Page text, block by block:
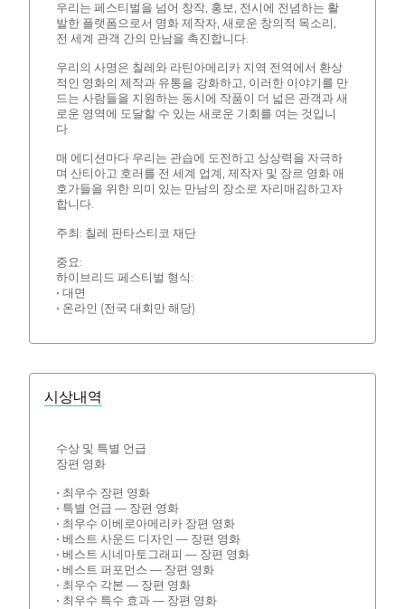
우리는 페스티벌을 넘어 창작, 홍보, 전시에 전념하는 활
발한 플랫폼으로서 영화 제작자, 새로운 창의적 목소리,
전 세계 관객 간의 만남을 촉진합니다.
우리의 사명은 칠레와 라틴아메리카 지역 전역에서 환상
적인 영화의 제작과 유통을 강화하고, 이러한 이야기를 만
드는 사람들을 지원하는 동시에 작품이 더 넓은 관객과 새
로운 영역에 도달할 수 있는 새로운 기회를 여는 것입니
다.
매 에디션마다 우리는 관습에 도전하고 상상력을 자극하
며 산티아고 호러를 전 세계 업계, 제작자 및 장르 영화 애
호가들을 위한 의미 있는 만남의 장소로 자리매김하고자
합니다.
주최: 칠레 판타스티코 재단
중요:
하이브리드 페스티벌 형식:
• 대면
• 온라인 (전국 대회만 해당)
시상내역
수상 및 특별 언급
장편 영화
• 최우수 장편 영화
• 특별 언급 — 장편 영화
• 최우수 이베로아메리카 장편 영화
• 베스트 사운드 디자인 — 장편 영화
• 베스트 시네마토그래피 — 장편 영화
• 베스트 퍼포먼스 — 장편 영화
• 최우수 각본 — 장편 영화
• 최우수 특수 효과 — 장편 영화